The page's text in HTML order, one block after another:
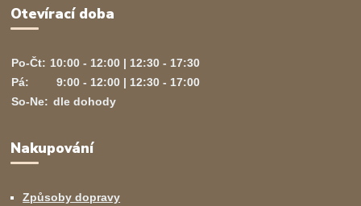
Otevírací doba
Po-Čt: 10:00 - 12:00 | 12:30 - 17:30
Pá:
9:00 - 12:00 | 12:30 - 17:00
So-Ne: dle dohody
Nakupování
Způsoby dopravy